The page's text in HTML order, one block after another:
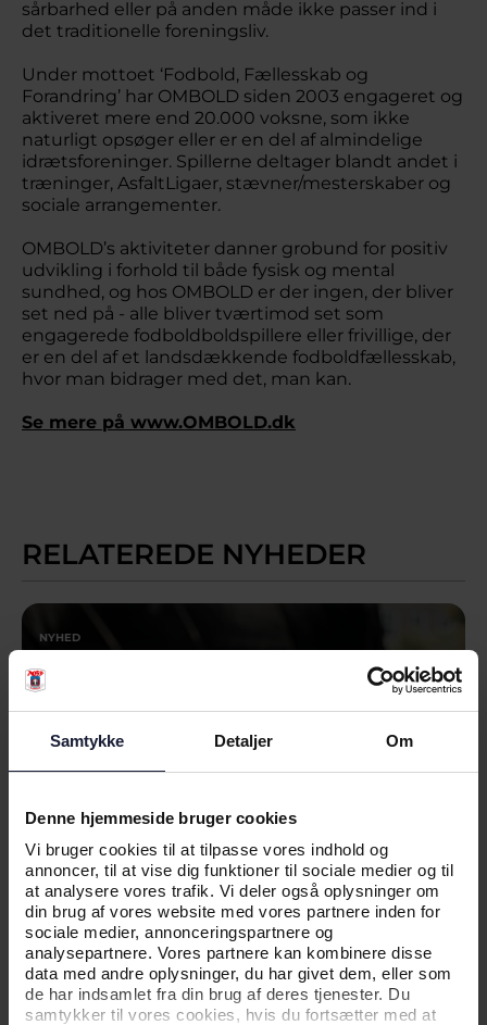
Samtykke Detaljer Om
Denne hjemmeside bruger cookies
Vi bruger cookies til at tilpasse vores indhold og
annoncer, til at vise dig funktioner til sociale medier og til
at analysere vores trafik. Vi deler også oplysninger om
din brug af vores website med vores partnere inden for
sociale medier, annonceringspartnere og
analysepartnere. Vores partnere kan kombinere disse
data med andre oplysninger, du har givet dem, eller som
de har indsamlet fra din brug af deres tjenester. Du
samtykker til vores cookies, hvis du fortsætter med at
sårbarhed eller på anden måde ikke passer ind i
det traditionelle foreningsliv.
Under mottoet ‘Fodbold, Fællesskab og
Forandring’ har OMBOLD siden 2003 engageret og
aktiveret mere end 20.000 voksne, som ikke
naturligt opsøger eller er en del af almindelige
idrætsforeninger. Spillerne deltager blandt andet i
træninger, AsfaltLigaer, stævner/mesterskaber og
sociale arrangementer.
OMBOLD’s aktiviteter danner grobund for positiv
udvikling i forhold til både fysisk og mental
sundhed, og hos OMBOLD er der ingen, der bliver
set ned på - alle bliver tværtimod set som
engagerede fodboldboldspillere eller frivillige, der
er en del af et landsdækkende fodboldfællesskab,
hvor man bidrager med det, man kan.
Se mere på www.OMBOLD.dk
RELATEREDE NYHEDER
NYHED
AGF INVITERER TIL DEBAT PÅ
FOLKEMØDET
04.06.2026